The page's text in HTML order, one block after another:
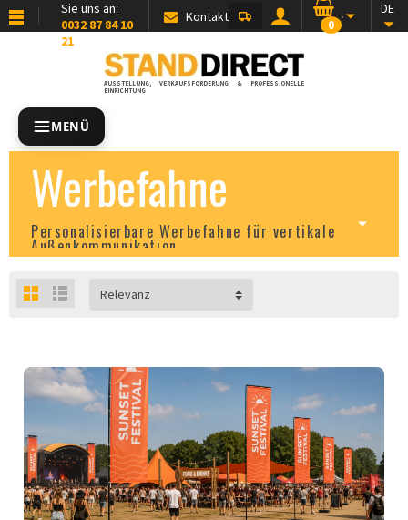
Sie uns an:
0032 87 84 10
21
Kontakt DE
0
AUSSTELLUNG, VERKAUFSFÖRDERUNG & PROFESSIONELLE
EINRICHTUNG
MENÜ
Werbefahne
Personalisierbare Werbefahne für vertikale
Außenkommunikation
Relevanz